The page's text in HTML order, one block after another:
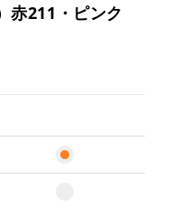
赤211・ピンク